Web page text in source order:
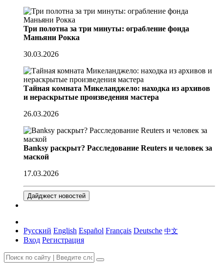
Три полотна за три минуты: ограбление фонда
Маньяни Рокка
30.03.2026
Тайная комната Микеланджело: находка из архивов
и нераскрытые произведения мастера
26.03.2026
Banksy раскрыт? Расследование Reuters и человек за
маской
17.03.2026
Дайджест новостей
Русский English Español Français Deutsche 中文
Вход Регистрация